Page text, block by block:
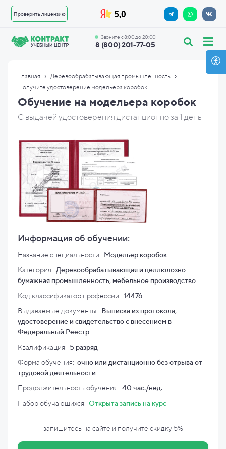
Проверить лицензию
8 (800) 201-77-05
Звоните с 8:00 до 20:00
Главная › Деревообрабатывающая промышленность ›
Получите удостоверение модельера коробок
Обучение на модельера коробок
С выдачей удостоверения дистанционно за 1 день
Информация об обучении:
Название специальности: Модельер коробок
Категория: Деревообрабатывающая и целлюлозно-
бумажная промышленность, мебельное производство
Код классификатор профессии: 14476
Выдаваемые документы: Выписка из протокола,
удостоверение и свидетельство с внесением в
Федеральный Реестр
Квалификация: 5 разряд
Форма обучения: очно или дистанционно без отрыва от
трудовой деятельности
Продолжительность обучения: 40 час./нед.
Набор обучающихся: Открыта запись на курс
запишитесь на сайте и получите скидку 5%